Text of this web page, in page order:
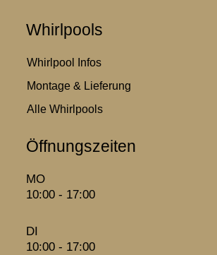
Whirlpools
Whirlpool Infos
Montage & Lieferung
Alle Whirlpools
Öffnungszeiten
MO
10:00 - 17:00
DI
10:00 - 17:00